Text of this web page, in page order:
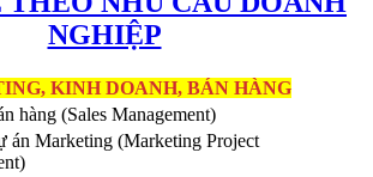
NGHIỆP
KINH DOANH, BÁN HÀNG
hàng (Sales Management)
án Marketing (Marketing Project